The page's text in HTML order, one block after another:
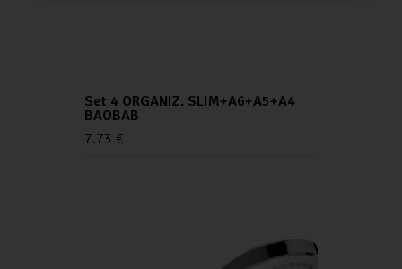
Set 4 ORGANIZ. SLIM+A6+A5+A4
BAOBAB
7.73 €